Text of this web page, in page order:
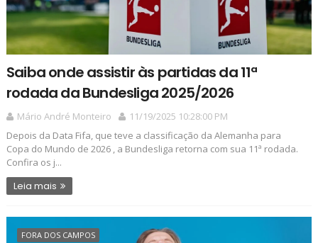
Saiba onde assistir às partidas da 11ª
rodada da Bundesliga 2025/2026
Mário André Monteiro
11/19/2025 10:28:00 PM
Depois da Data Fifa, que teve a classificação da Alemanha para
Copa do Mundo de 2026 , a Bundesliga retorna com sua 11ª rodada.
Confira os j...
Leia mais
FORA DOS CAMPOS